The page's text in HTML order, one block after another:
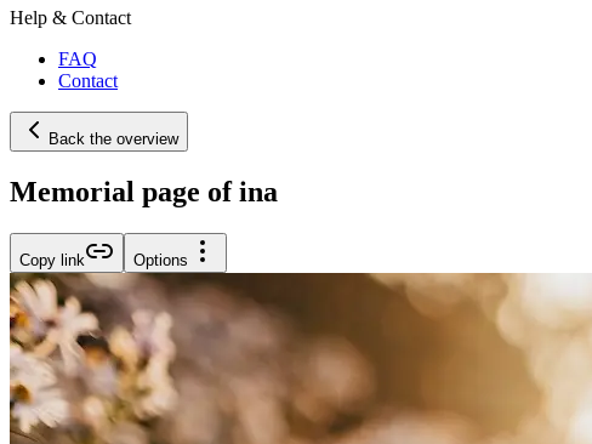
Help & Contact
FAQ
Contact
Back the overview
Memorial page of ina
Copy link Options